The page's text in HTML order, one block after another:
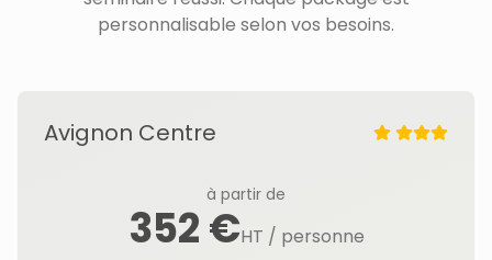
personnalisable selon vos besoins.
Avignon Centre
à partir de
352 €HT / personne